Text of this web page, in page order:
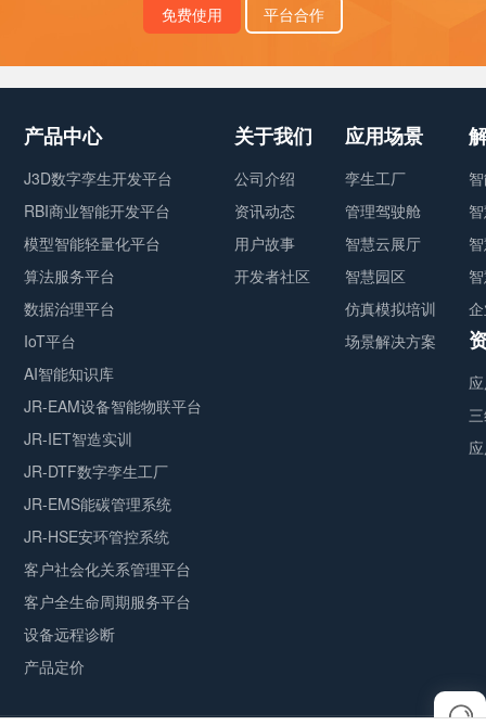
免费使用 平台合作
产品中心
J3D数字孪生开发平台
RBI商业智能开发平台
模型智能轻量化平台
算法服务平台
数据治理平台
IoT平台
AI智能知识库
JR-EAM设备智能物联平台
JR-IET智造实训
JR-DTF数字孪生工厂
JR-EMS能碳管理系统
JR-HSE安环管控系统
客户社会化关系管理平台
客户全生命周期服务平台
设备远程诊断
产品定价
关于我们
公司介绍
资讯动态
用户故事
开发者社区
应用场景
孪生工厂
管理驾驶舱
智慧云展厅
智慧园区
仿真模拟培训
场景解决方案